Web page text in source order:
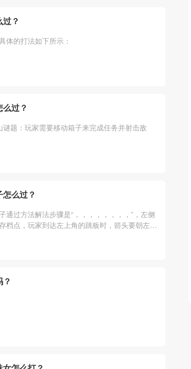
过？
体的打法如下所示：
么过？
题：玩家需要移动箱子来完成任务并射击敌
怎么过？
通过方法解法步骤是“，，，，，，，，”，左侧
档点，玩家到达左上角的跳板时，箭头要朝左，
？